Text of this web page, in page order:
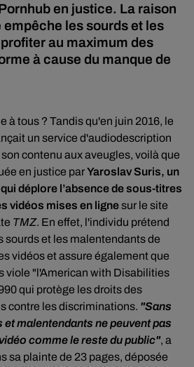
en justice. La raison
empêche les sourds et les
au maximum des
à cause du manque de
à tous ? Tandis qu'en juin 2016, le
un service d'audiodescription
contenu aux aveugles, voilà que
en justice parYaroslav Suris, un
déplore l’absence de sous-titres
vidéos mises en lignesur le site
TMZ. En effet, l'individu prétend
sourds et les malentendants de
vidéos et assure également que
viole "l'American with Disabilities
qui protège les droits des
contre les discriminations. "Sans
malentendants ne peuvent pas
comme le reste du public", a
sa plainte de 23 pages, déposée